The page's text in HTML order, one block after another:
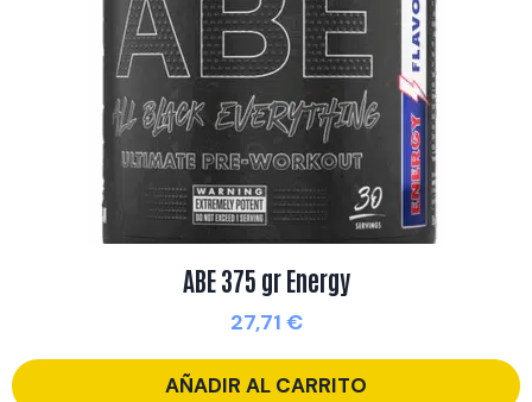
ABE 375 gr Energy
27,71 €
AÑADIR AL CARRITO